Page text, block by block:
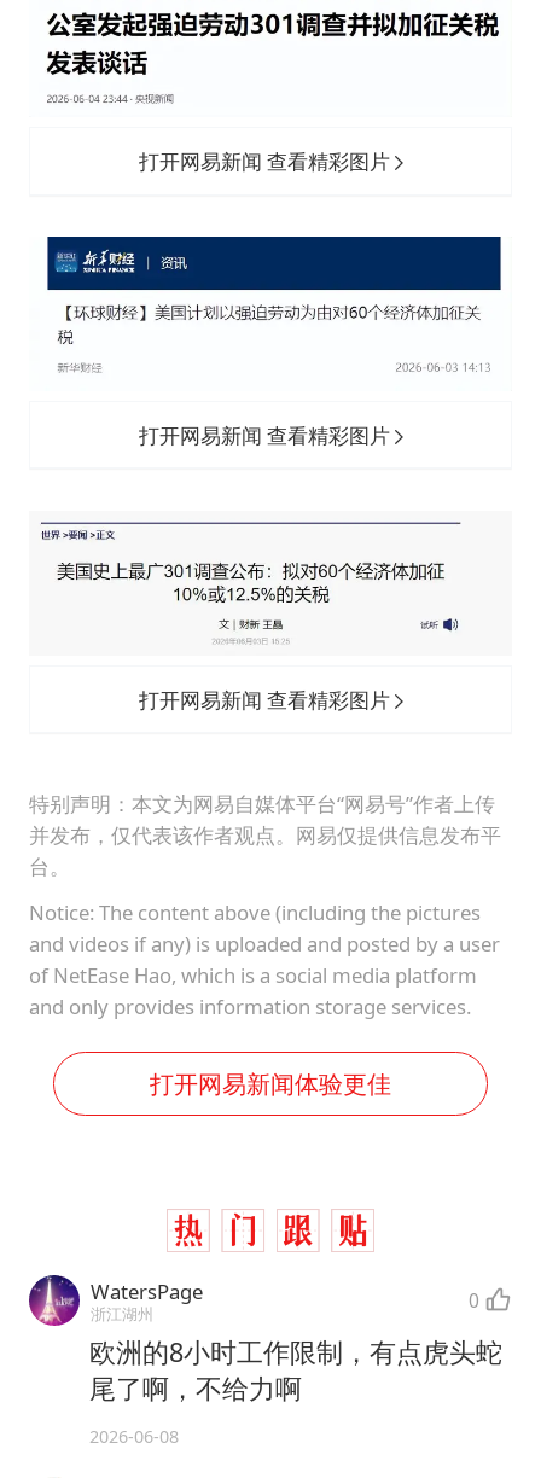
打开网易新闻 查看精彩图片
打开网易新闻 查看精彩图片
打开网易新闻 查看精彩图片
特别声明：本文为网易自媒体平台“网易号”作者上传
并发布，仅代表该作者观点。网易仅提供信息发布平
台。
Notice: The content above (including the pictures
and videos if any) is uploaded and posted by a user
of NetEase Hao, which is a social media platform
and only provides information storage services.
打开网易新闻体验更佳
WatersPage
浙江湖州 0
欧洲的8小时工作限制，有点虎头蛇
尾了啊，不给力啊
2026-06-08